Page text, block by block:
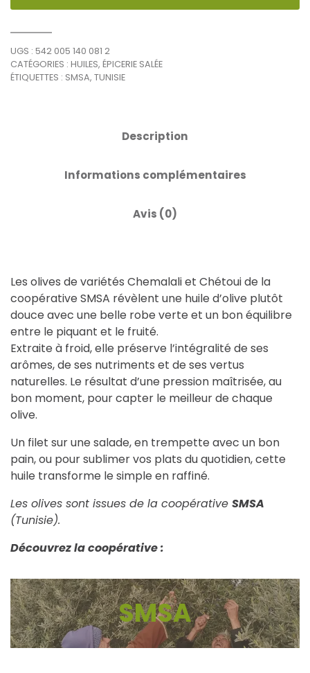
UGS : 542 005 140 081 2
CATÉGORIES : HUILES, ÉPICERIE SALÉE
ÉTIQUETTES : SMSA, TUNISIE
Description
Informations complémentaires
Avis (0)
Les olives de variétés Chemalali et Chétoui de la
coopérative SMSA révèlent une huile d’olive plutôt
douce avec une belle robe verte et un bon équilibre
entre le piquant et le fruité.
Extraite à froid, elle préserve l’intégralité de ses
arômes, de ses nutriments et de ses vertus
naturelles. Le résultat d’une pression maîtrisée, au
bon moment, pour capter le meilleur de chaque
olive.
Un filet sur une salade, en trempette avec un bon
pain, ou pour sublimer vos plats du quotidien, cette
huile transforme le simple en raffiné.
Les olives sont issues de la coopérative SMSA
(Tunisie).
Découvrez la coopérative :
SMSA